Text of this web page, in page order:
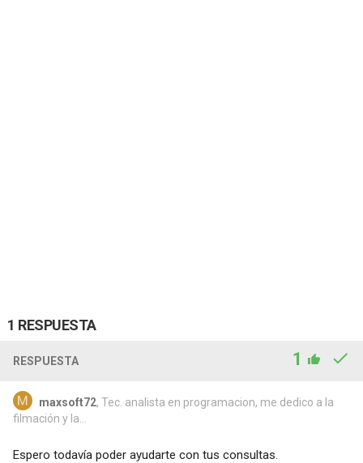
1 RESPUESTA
RESPUESTA 1
maxsoft72, Tec. analista en programacion, me dedico a la
filmación y la...
Espero todavía poder ayudarte con tus consultas.